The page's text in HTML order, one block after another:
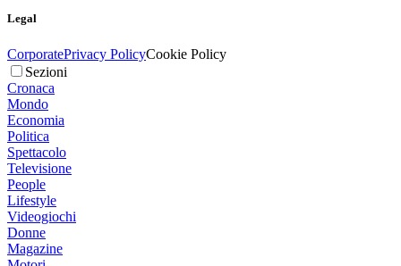
Legal
CorporatePrivacy PolicyCookie Policy
Sezioni
Cronaca
Mondo
Economia
Politica
Spettacolo
Televisione
People
Lifestyle
Videogiochi
Donne
Magazine